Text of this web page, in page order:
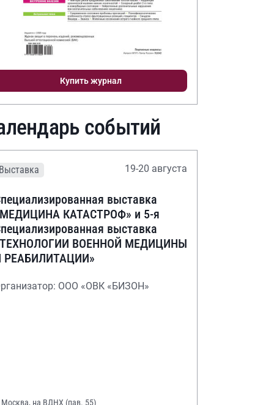
Купить журнал
событий
Выставка 19-20 августа
выставка
КАТАСТРОФ» и 5-я
выставка
ВОЕННОЙ МЕДИЦИНЫ
РЕАБИЛИТАЦИИ»
ООО «ОВК «БИЗОН»
Москва, на ВДНХ (пав. 55)